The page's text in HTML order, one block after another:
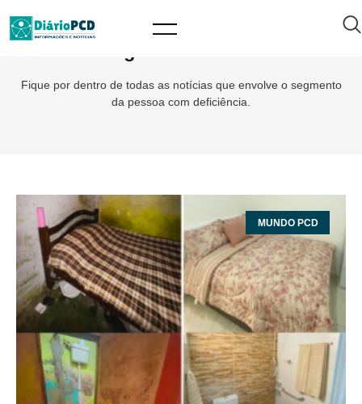
Fique por dentro de todas as notícias que envolve o segmento
da pessoa com deficiência.
MUNDO PCD